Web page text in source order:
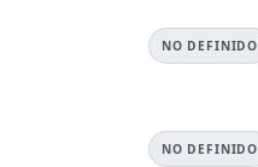
NO DEFINIDO
NO DEFINIDO